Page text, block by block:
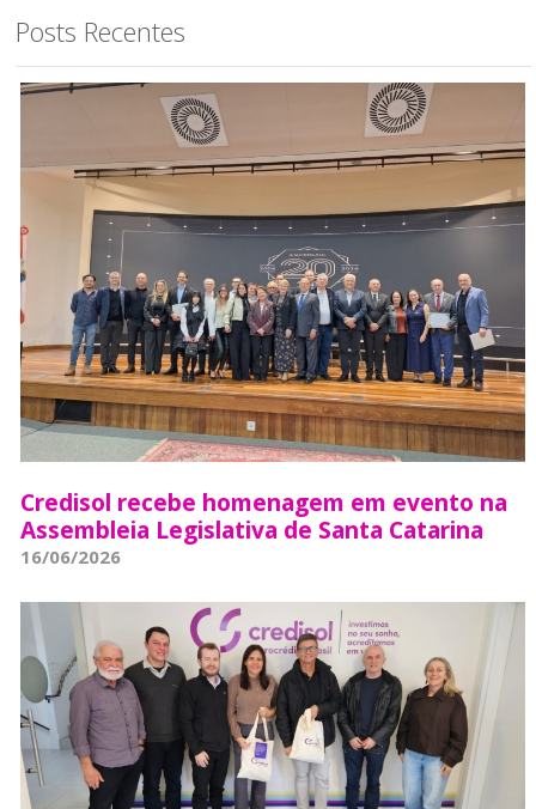
Posts Recentes
Credisol recebe homenagem em evento na
Assembleia Legislativa de Santa Catarina
16/06/2026